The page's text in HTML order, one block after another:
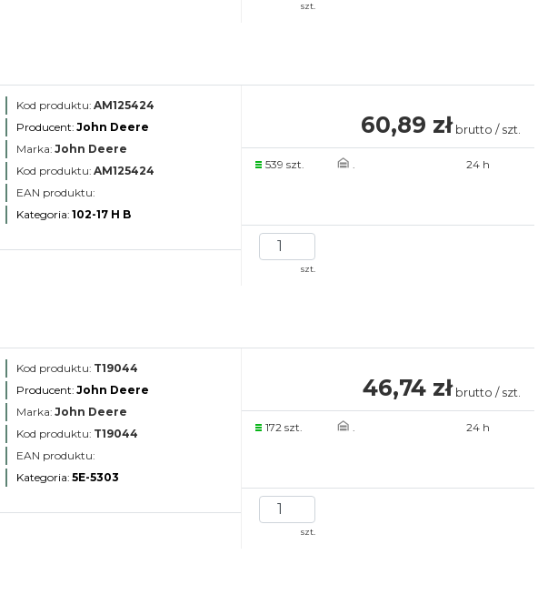
szt.
Kod produktu: AM125424
Producent: John Deere
Marka: John Deere
Kod produktu: AM125424
EAN produktu:
Kategoria: 102-17 H B
60,89 zł brutto / szt.
539 szt. . 24 h
szt.
Kod produktu: T19044
Producent: John Deere
Marka: John Deere
Kod produktu: T19044
EAN produktu:
Kategoria: 5E-5303
46,74 zł brutto / szt.
172 szt. . 24 h
szt.